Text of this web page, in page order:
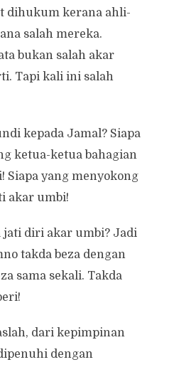
dihukum kerana ahli-
salah mereka.
bukan salah akar
Tapi kali ini salah
kepada Jamal? Siapa
ketua-ketua bahagian
Siapa yang menyokong
akar umbi!
jati diri akar umbi? Jadi
takda beza dengan
sama sekali. Takda
dari kepimpinan
dengan